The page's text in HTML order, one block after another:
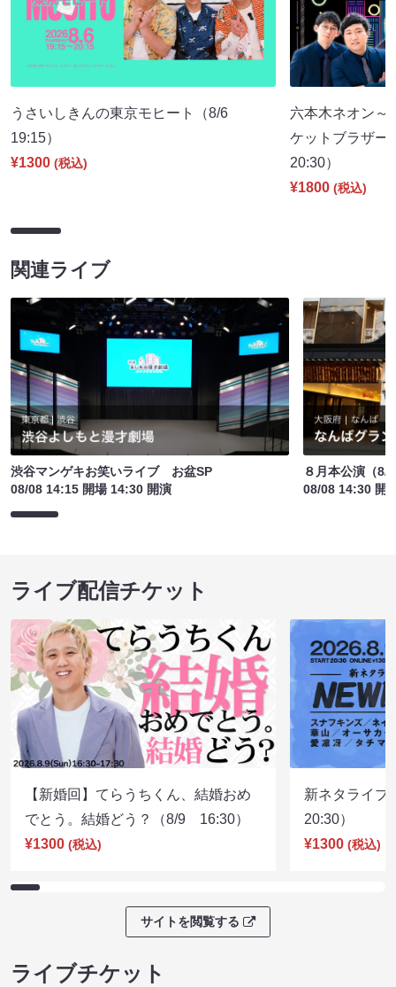
うさいしきんの東京モヒート（8/6
19:15）
¥1300 (税込)
六本木ネオン～
ケットブラザ
20:30）
¥1800 (税込)
関連ライブ
渋谷マンゲキお笑いライブ お盆SP
08/08 14:15 開場 14:30 開演
８月本公演（8/
08/08 14:30 開
ライブ配信チケット
【新婚回】てらうちくん、結婚おめ
でとう。結婚どう？（8/9 16:30）
¥1300 (税込)
新ネタライ
20:30）
¥1300 (税込)
サイトを閲覧する
ライブチケット